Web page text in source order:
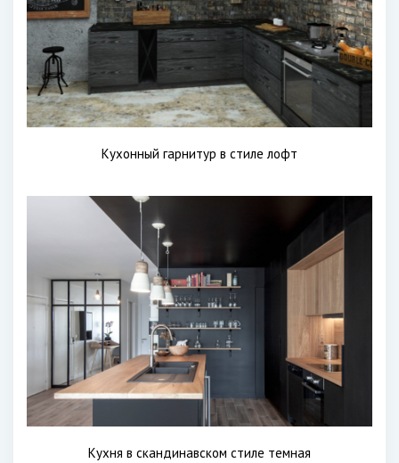
Кухонный гарнитур в стиле лофт
Кухня в скандинавском стиле темная